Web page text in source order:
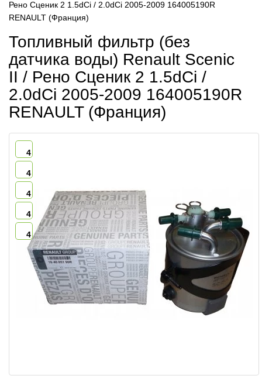
Рено Сценик 2 1.5dCi / 2.0dCi 2005-2009 164005190R
RENAULT (Франция)
Топливный фильтр (без
датчика воды) Renault Scenic
II / Рено Сценик 2 1.5dCi /
2.0dCi 2005-2009 164005190R
RENAULT (Франция)
4
4
4
4
4